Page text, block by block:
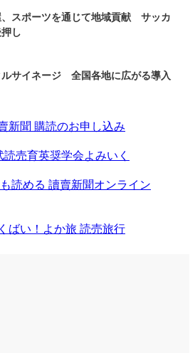
、スポーツを通じて地域貢献 サッカ
し
ルサイネージ 全国各地に広がる導入